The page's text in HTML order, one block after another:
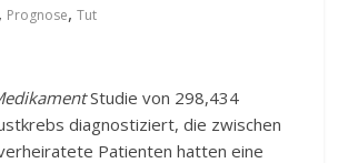
, Prognose,Tut
Studie von 298,434
diagnostiziert, die zwischen
Patienten hatten eine